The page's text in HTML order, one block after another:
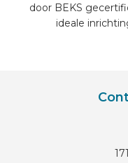
door BEKS
ideale